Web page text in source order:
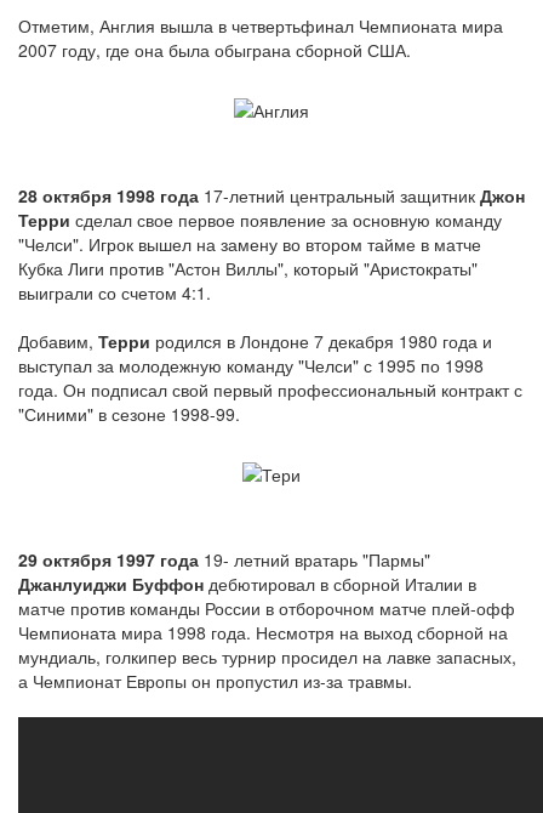
Отметим, Англия вышла в четвертьфинал Чемпионата мира
2007 году, где она была обыграна сборной США.
28 октября 1998 года 17-летний центральный защитник Джон
Терри сделал свое первое появление за основную команду
"Челси". Игрок вышел на замену во втором тайме в матче
Кубка Лиги против "Астон Виллы", который "Аристократы"
выиграли со счетом 4:1.
Добавим, Терри родился в Лондоне 7 декабря 1980 года и
выступал за молодежную команду "Челси" с 1995 по 1998
года. Он подписал свой первый профессиональный контракт с
"Синими" в сезоне 1998-99.
29 октября 1997 года 19- летний вратарь "Пармы"
Джанлуиджи Буффон дебютировал в сборной Италии в
матче против команды России в отборочном матче плей-офф
Чемпионата мира 1998 года. Несмотря на выход сборной на
мундиаль, голкипер весь турнир просидел на лавке запасных,
а Чемпионат Европы он пропустил из-за травмы.